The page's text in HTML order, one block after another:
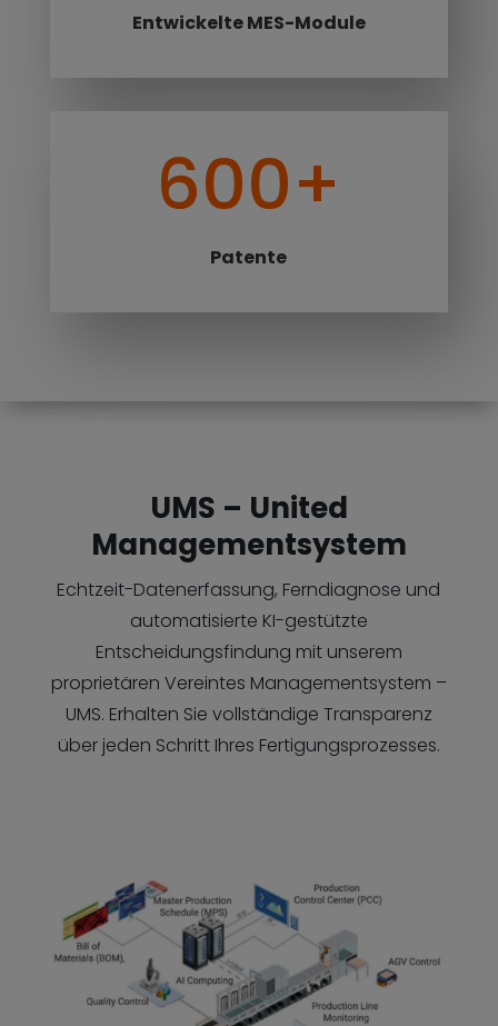
Entwickelte MES-Module
600+
Patente
UMS – United
Managementsystem
Echtzeit-Datenerfassung, Ferndiagnose und
automatisierte KI-gestützte
Entscheidungsfindung mit unserem
proprietären Vereintes Managementsystem –
UMS. Erhalten Sie vollständige Transparenz
über jeden Schritt Ihres Fertigungsprozesses.